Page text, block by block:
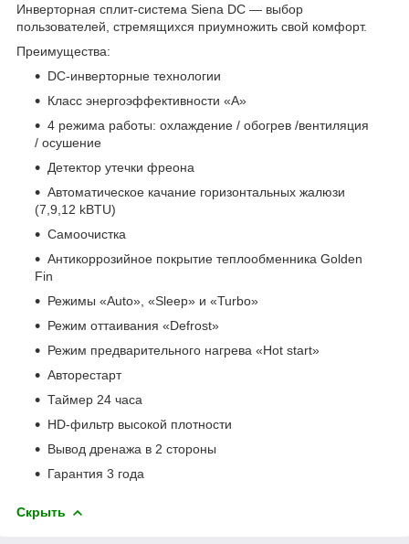
Инверторная сплит-система Siena DC — выбор
пользователей, стремящихся приумножить свой комфорт.
Преимущества:
DC-инверторные технологии
Класс энергоэффективности «A»
4 режима работы: охлаждение / обогрев /вентиляция
/ осушение
Детектор утечки фреона
Автоматическое качание горизонтальных жалюзи
(7,9,12 kBTU)
Самоочистка
Антикоррозийное покрытие теплообменника Golden
Fin
Режимы «Auto», «Sleep» и «Turbo»
Режим оттаивания «Defrost»
Режим предварительного нагрева «Hot start»
Авторестарт
Таймер 24 часа
HD-фильтр высокой плотности
Вывод дренажа в 2 стороны
Гарантия 3 года
Скрыть